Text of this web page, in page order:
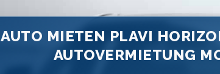
AUTO MIETEN PLAVI
AUTOVERMIETUNG